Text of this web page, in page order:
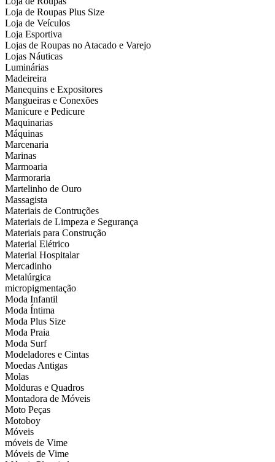
Loja de Roupas Plus Size
Loja de Veículos
Loja Esportiva
Lojas de Roupas no Atacado e Varejo
Lojas Náuticas
Luminárias
Madeireira
Manequins e Expositores
Mangueiras e Conexões
Manicure e Pedicure
Maquinarias
Máquinas
Marcenaria
Marinas
Marmoaria
Marmoraria
Martelinho de Ouro
Massagista
Materiais de Contruções
Materiais de Limpeza e Segurança
Materiais para Construção
Material Elétrico
Material Hospitalar
Mercadinho
Metalúrgica
micropigmentação
Moda Infantil
Moda Íntima
Moda Plus Size
Moda Praia
Moda Surf
Modeladores e Cintas
Moedas Antigas
Molas
Molduras e Quadros
Montadora de Móveis
Moto Peças
Motoboy
Móveis
móveis de Vime
Móveis de Vime